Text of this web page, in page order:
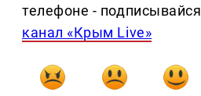
телефоне -
канал «Крым Live»